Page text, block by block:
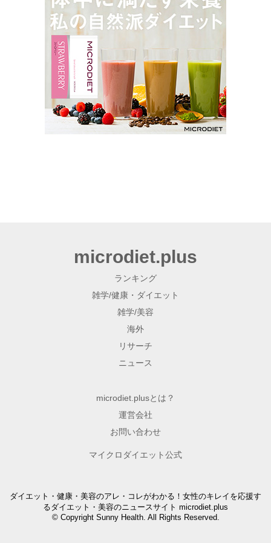
microdiet.plus
ランキング
雑学/健康・ダイエット
雑学/美容
海外
リサーチ
ニュース
microdiet.plusとは？
運営会社
お問い合わせ
マイクロダイエット公式
ダイエット・健康・美容のアレ・コレがわかる！女性のキレイを応援す
るダイエット・美容のニュースサイト microdiet.plus
© Copyright Sunny Health. All Rights Reserved.